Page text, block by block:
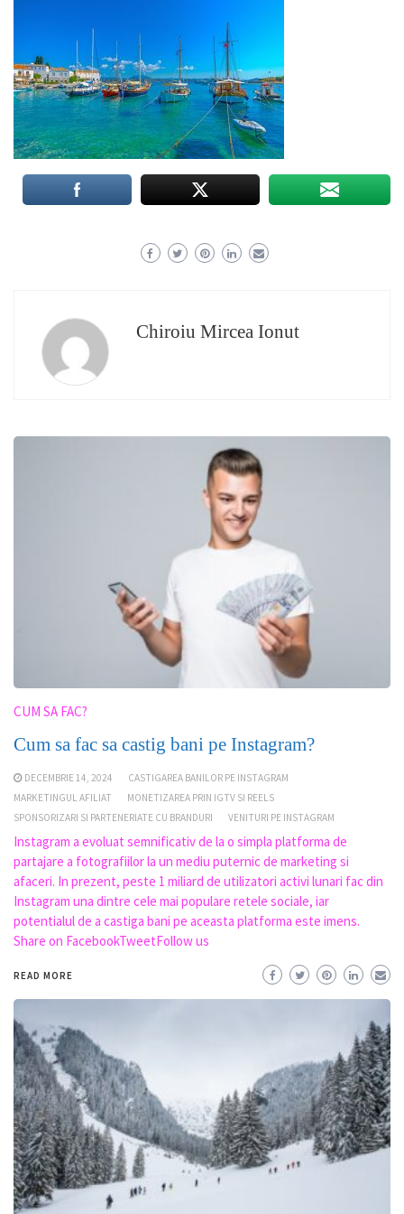
Chiroiu Mircea Ionut
CUM SA FAC?
Cum sa fac sa castig bani pe Instagram?
DECEMBRIE 14, 2024
CASTIGAREA BANILOR PE INSTAGRAM
MARKETINGUL AFILIAT
MONETIZAREA PRIN IGTV SI REELS
SPONSORIZARI SI PARTENERIATE CU BRANDURI
VENITURI PE INSTAGRAM
Instagram a evoluat semnificativ de la o simpla platforma de
partajare a fotografiilor la un mediu puternic de marketing si
afaceri. In prezent, peste 1 miliard de utilizatori activi lunari fac din
Instagram una dintre cele mai populare retele sociale, iar
potentialul de a castiga bani pe aceasta platforma este imens.
Share on FacebookTweetFollow us
READ MORE